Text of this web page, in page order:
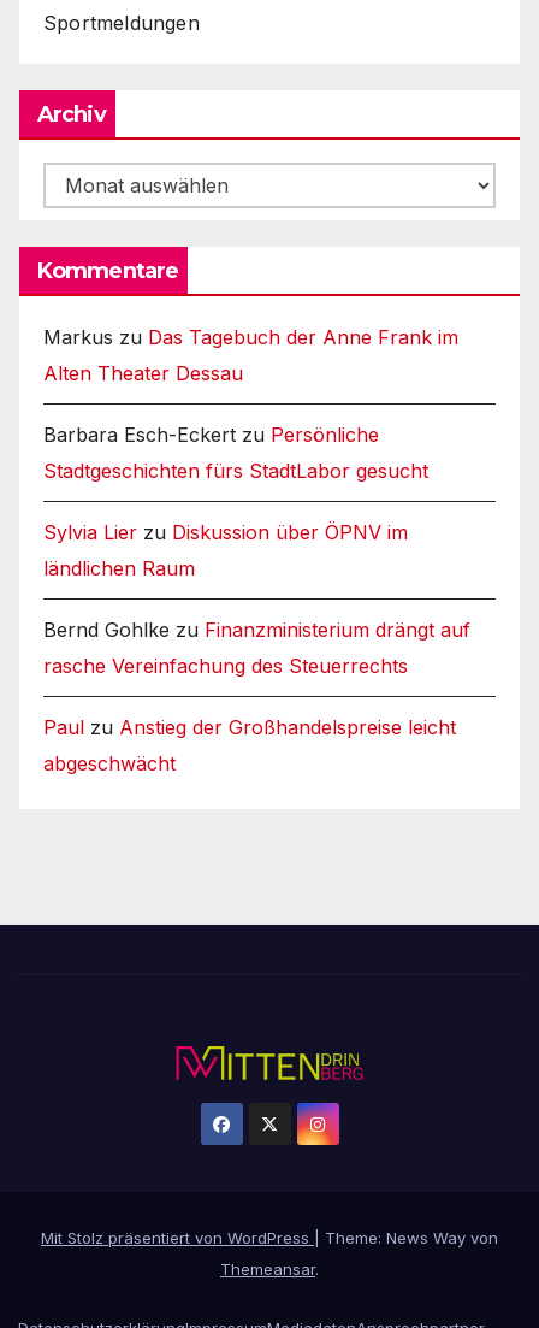
Sportmeldungen
Archiv
Archiv
Kommentare
Markus zu Das Tagebuch der Anne Frank im
Alten Theater Dessau
Barbara Esch-Eckert zu Persönliche
Stadtgeschichten fürs StadtLabor gesucht
Sylvia Lier zu Diskussion über ÖPNV im
ländlichen Raum
Bernd Gohlke zu Finanzministerium drängt auf
rasche Vereinfachung des Steuerrechts
Paul zu Anstieg der Großhandelspreise leicht
abgeschwächt
Mit Stolz präsentiert von WordPress
Theme: News Way von
Themeansar.